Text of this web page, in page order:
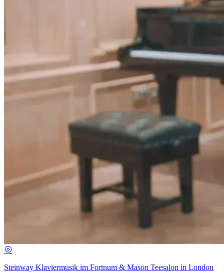
Steinway Klaviermusik im Fortnum & Mason Teesalon in London